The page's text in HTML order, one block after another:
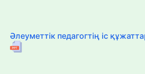
Әлеуметтік педагогтің іс